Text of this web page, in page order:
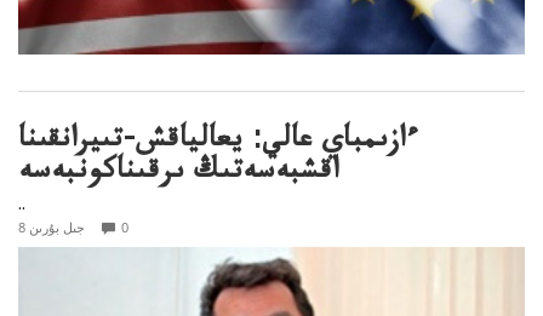
ءازىمباي عالي: يعالياقش-تىيرانقىنا
اقشبەسەتىڭ ىرقىناكونبەسە
..
8 جىل بۇرىن 0